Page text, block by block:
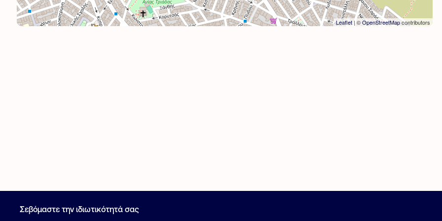
Leaflet| ©OpenStreetMapcontributors
Σεβόμαστε την ιδιωτικότητά σας